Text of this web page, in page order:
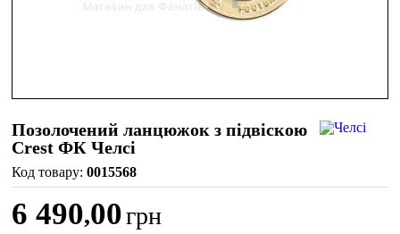
Позолочений ланцюжок з підвіскою
Crest ФК Челсі
0015568
6 490,00грн